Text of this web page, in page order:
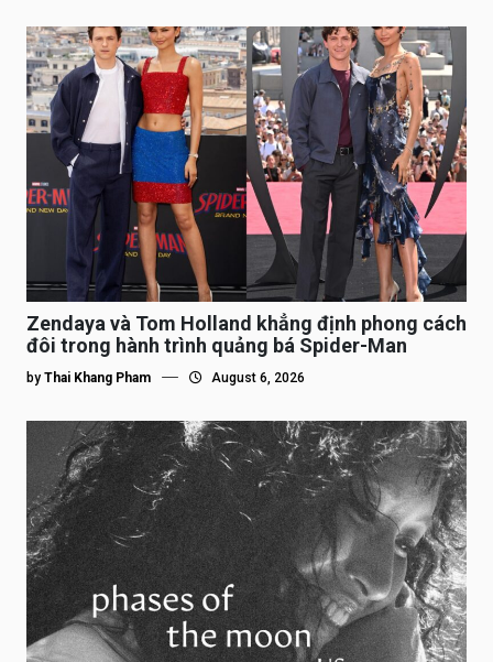
Zendaya và Tom Holland khẳng định phong cách
đôi trong hành trình quảng bá Spider-Man
by Thai Khang Pham August 6, 2026